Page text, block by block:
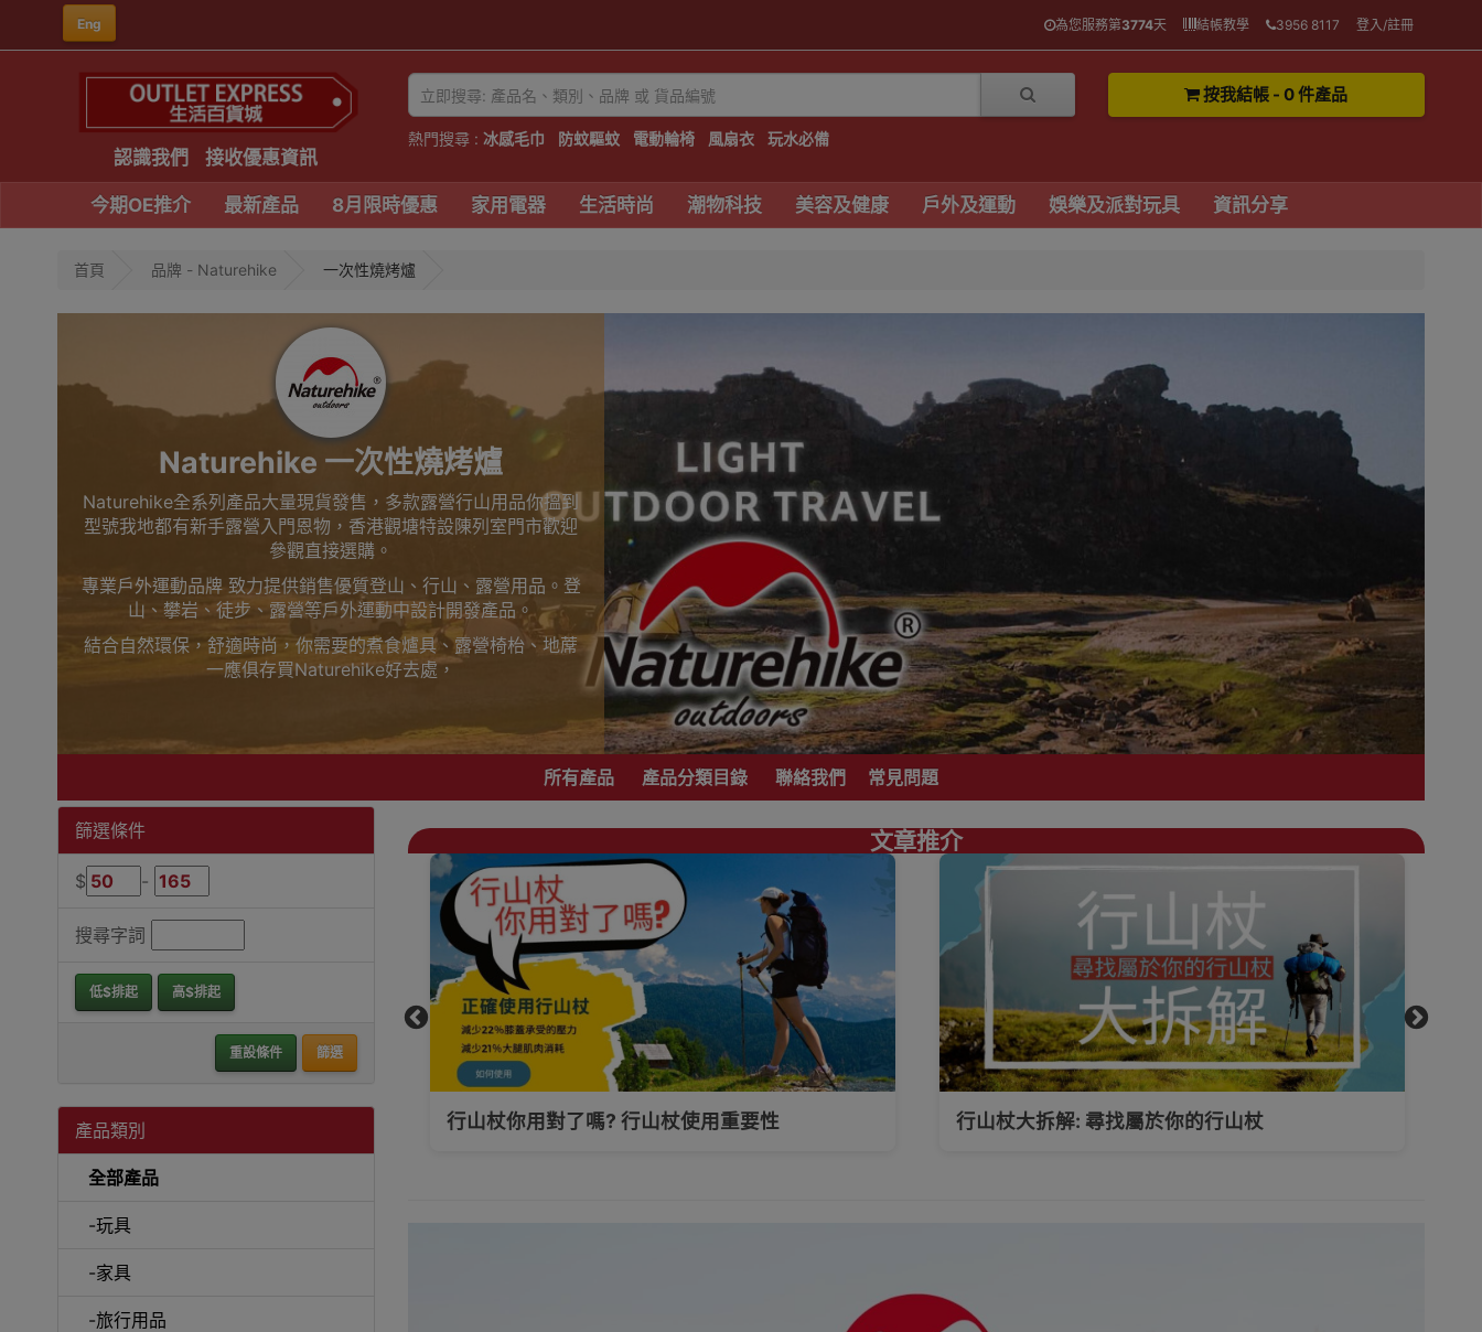
Eng 為您服務第3774天 結帳教學 3956 8117 登入/註冊
認識我們 接收優惠資訊
熱門搜尋 : 冰感毛巾 防蚊驅蚊 電動輪椅 風扇衣 玩水必備
按我結帳 - 0 件產品
今期OE推介 最新產品 8月限時優惠 家用電器 生活時尚 潮物科技 美容及健康 戶外及運動 娛樂及派對玩具 資訊分享
首頁 品牌 - Naturehike 一次性燒烤爐
Naturehike 一次性燒烤爐
Naturehike全系列產品大量現貨發售，多款露營行山用品你搵到
型號我地都有新手露營入門恩物，香港觀塘特設陳列室門市歡迎
參觀直接選購。
專業戶外運動品牌 致力提供銷售優質登山、行山、露營用品。登
山、攀岩、徒步、露營等戶外運動中設計開發產品。
結合自然環保，舒適時尚，你需要的煮食爐具、露營椅枱、地蓆
一應俱存買Naturehike好去處，
觀塘陳列室門市選購
買滿$1000免費送貨，送到港九、新界、旺角都得，睇岩心水就
Outlet Express 生活百貨城為Naturehike香港地區代理商
Naturehike一次性燒烤爐香港銷售點
所有產品 產品分類目錄 聯絡我們 常見問題
篩選條件
$ -
搜尋字詞
低$排起 高$排起
重設條件 篩選
產品類別
全部產品
-玩具
-家具
-旅行用品
文章推介
對，不僅要舒適，還要看R值保暖效能! 行山杖你用對了嗎? 行山杖使用重要性 行山杖大拆解: 尋找屬於你的行山杖